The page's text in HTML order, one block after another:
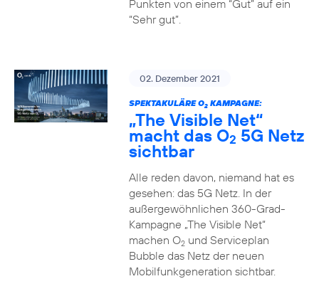
Punkten von einem “Gut” auf ein
“Sehr gut”.
02. Dezember 2021
SPEKTAKULÄRE O2KAMPAGNE:
„The Visible Net“
macht das O2 5G Netz
sichtbar
Alle reden davon, niemand hat es
gesehen: das 5G Netz. In der
außergewöhnlichen 360-Grad-
Kampagne „The Visible Net“
machen O2und Serviceplan
Bubble das Netz der neuen
Mobilfunkgeneration sichtbar.